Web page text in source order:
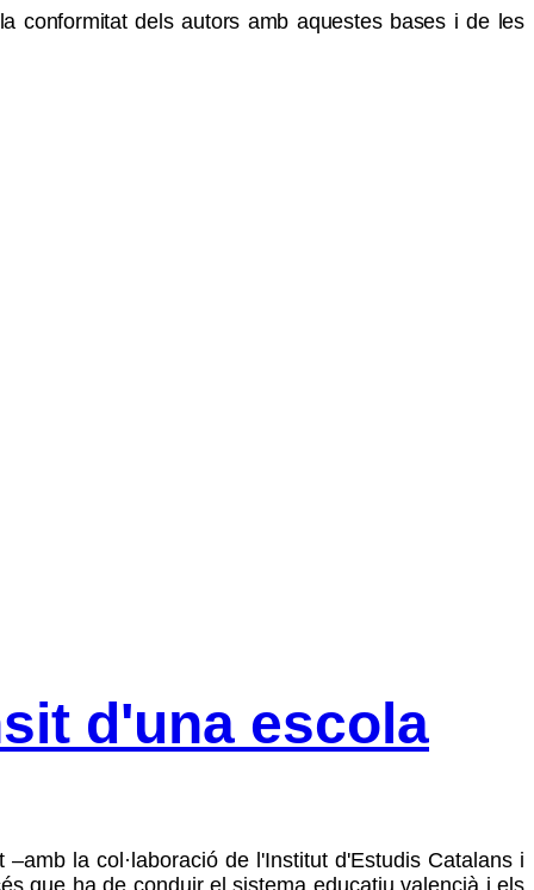
conformitat dels autors amb aquestes bases i de les
d'una escola
la col·laboració de l'Institut d'Estudis Catalans i
que ha de conduir el sistema educatiu valencià i els